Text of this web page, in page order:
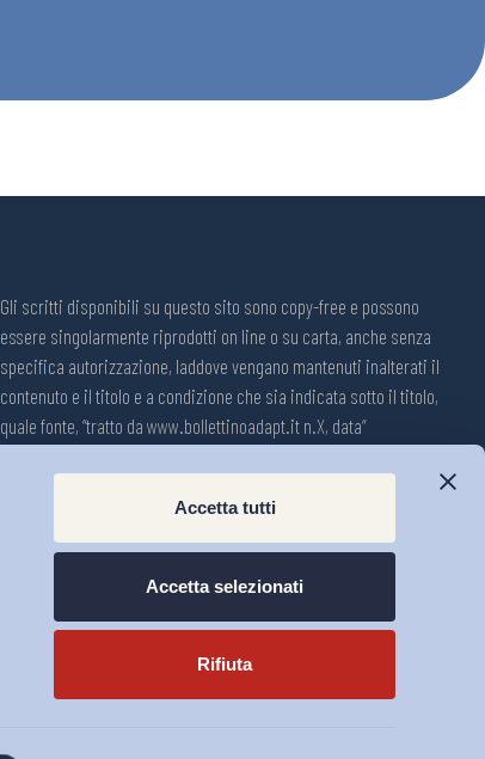
Accetta tutti
Accetta selezionati
Rifiuta
Gli scritti disponibili su questo sito sono copy-free e possono
essere singolarmente riprodotti on line o su carta, anche senza
specifica autorizzazione, laddove vengano mantenuti inalterati il
contenuto e il titolo e a condizione che sia indicata sotto il titolo,
quale fonte, “tratto da www.bollettinoadapt.it n.X, data“
Registrazione n.1609, 11 novembre 2001, Tribunale di Modena, Italia.
Direttore responsabile: Michele Tiraboschi; Direttrice ADAPT
University Press: Lavinia Serrani.